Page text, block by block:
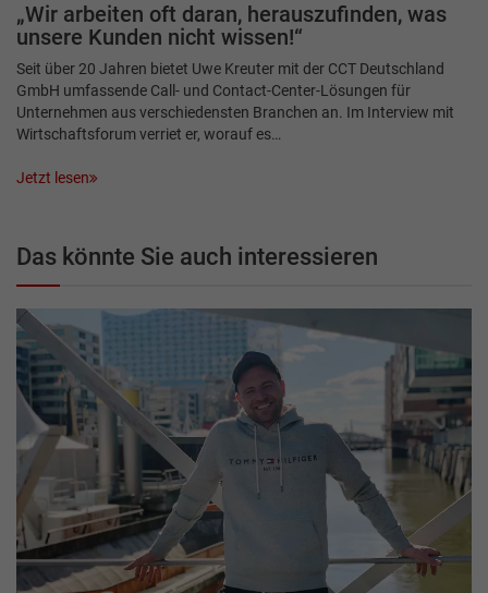
„Wir arbeiten oft daran, herauszufinden, was
unsere Kunden nicht wissen!“
Seit über 20 Jahren bietet Uwe Kreuter mit der CCT Deutschland
GmbH umfassende Call- und Contact-Center-Lösungen für
Unternehmen aus verschiedensten Branchen an. Im Interview mit
Wirtschaftsforum verriet er, worauf es…
Jetzt lesen
Das könnte Sie auch interessieren